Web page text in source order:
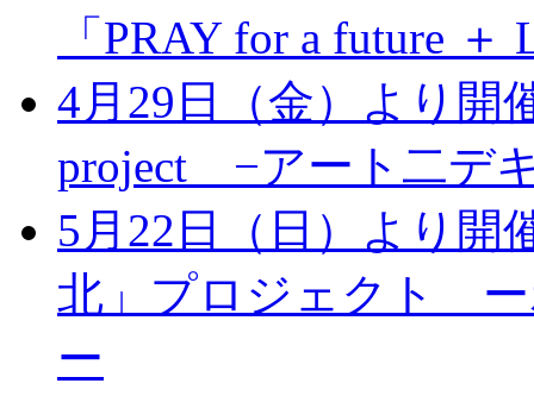
「PRAY for a future
4月29日（金）より開
project −アート二デ
5月22日（日）より開
北」プロジェクト ー
ー